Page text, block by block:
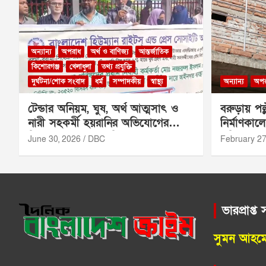
অন্যান্য অপরাধ অর্থ ও বাণিজ্য
আন্তর্জাতিক
কিশোরগঞ্জ
খেলাধুলা
তথ্য প্রযুক্তি
দুর্ঘটনা/শোক সংবাদ
ধর্ম সম্পাদকীয় স্বাস্থ্য
টেন্ডার অনিয়ম, ঘুষ, অর্থ আত্মসাৎ ও
নারী সহকর্মী হয়রানির অভিযোগের
নিরপেক্ষ তদন্তের দাবি
June 30, 2026 DBC
অন্যান্য
বরুড়ায়
শ্রমিক
February
সুমন